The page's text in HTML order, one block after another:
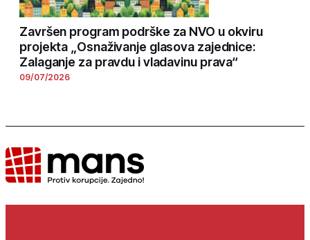
Završen program podrške za NVO u okviru
projekta „Osnaživanje glasova zajednice:
Zalaganje za pravdu i vladavinu prava“
09/07/2026